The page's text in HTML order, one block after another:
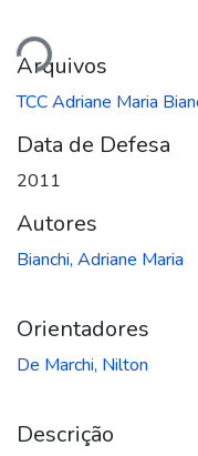
Arquivos
TCC Adriane Maria
Data de Defesa
2011
Autores
Bianchi, Adriane Maria
Orientadores
De Marchi, Nilton
Descrição